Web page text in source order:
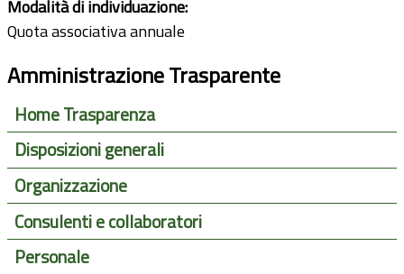
Modalità di individuazione:
Quota associativa annuale
Amministrazione Trasparente
Home Trasparenza
Disposizioni generali
Organizzazione
Consulenti e collaboratori
Personale